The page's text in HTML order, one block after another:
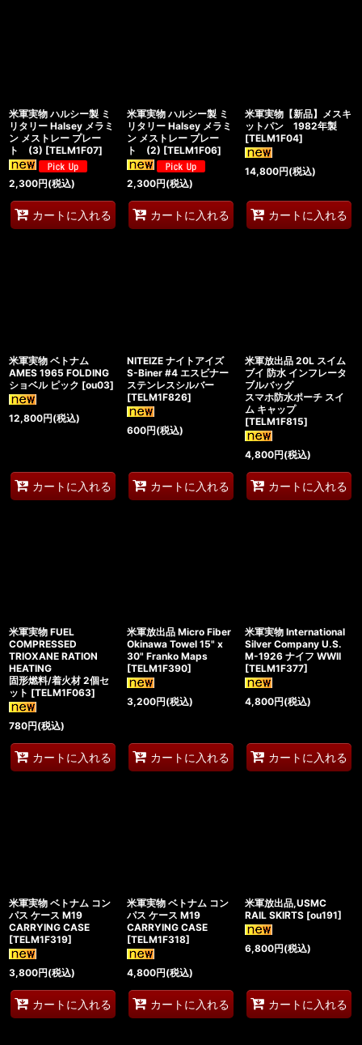
米軍実物 ハルシー製 ミ
リタリー Halsey メラミ
ン メストレー プレー
ト (3) [TELM1F07]
2,300円(税込)
カートに入れる
米軍実物 ハルシー製 ミ
リタリー Halsey メラミ
ン メストレー プレー
ト (2) [TELM1F06]
2,300円(税込)
カートに入れる
米軍実物【新品】メスキ
ットパン 1982年製
[TELM1F04]
14,800円(税込)
カートに入れる
米軍実物 ベトナム
AMES 1965 FOLDING
ショベル ピック [ou03]
12,800円(税込)
カートに入れる
NITEIZE ナイトアイズ
S-Biner #4 エスビナー
ステンレスシルバー
[TELM1F826]
600円(税込)
カートに入れる
米軍放出品 20L スイム
ブイ 防水 インフレータ
ブルバッグ
スマホ防水ポーチ スイ
ム キャップ
[TELM1F815]
4,800円(税込)
カートに入れる
米軍実物 FUEL
COMPRESSED
TRIOXANE RATION
HEATING
固形燃料/着火材 2個セ
ット [TELM1F063]
780円(税込)
カートに入れる
米軍放出品 Micro Fiber
Okinawa Towel 15" x
30" Franko Maps
[TELM1F390]
3,200円(税込)
カートに入れる
米軍実物 International
Silver Company U.S.
M-1926 ナイフ WWII
[TELM1F377]
4,800円(税込)
カートに入れる
米軍実物 ベトナム コン
パス ケース M19
CARRYING CASE
[TELM1F319]
3,800円(税込)
カートに入れる
米軍実物 ベトナム コン
パス ケース M19
CARRYING CASE
[TELM1F318]
4,800円(税込)
カートに入れる
米軍放出品,USMC
RAIL SKIRTS [ou191]
6,800円(税込)
カートに入れる